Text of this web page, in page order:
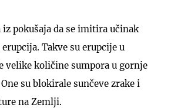
iz pokušaja da se imitira učinak
Takve su erupcije u
velike količine sumpora u gornje
su blokirale sunčeve zrake i
na Zemlji.